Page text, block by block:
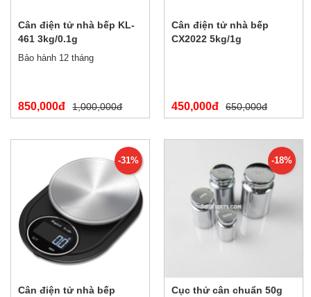
Cân điện tử nhà bếp KL-
461 3kg/0.1g
Bảo hành 12 tháng
850,000đ 1,000,000đ
Cân điện tử nhà bếp
CX2022 5kg/1g
450,000đ 650,000đ
-31%
Cân điện tử nhà bếp
-18%
Cục thử cân chuẩn 50g